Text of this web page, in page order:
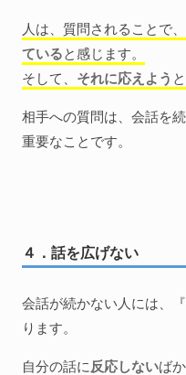
人は、質問されることで、
ていると感じます。
そして、 それに応えよう
相手への質問は、会話を
重要なことです。
４．話を広げない
会話が続かない人には、『
ります。
自分の話に 反応しないば